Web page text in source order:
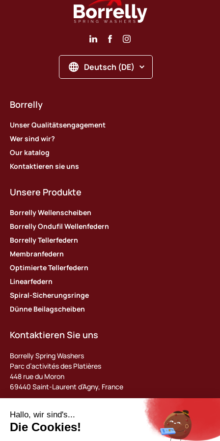
Deutsch (DE)
Borrelly
Unser Qualitätsengagement
Wer sind wir?
Our katalog
Kontaktieren sie uns
Unsere Produkte
Borrelly Wellenscheiben
Borrelly Ondufil Wellenfedern
Borrelly Tellerfedern
Membranfedern
Optimierte Tellerfedern
Linearfedern
Spiral-Sicherungsringe
Dünne Beilagscheiben
Kontaktieren Sie uns
Borrelly Spring Washers
Parc d’activités des Platières
448 rue du Moron
69440 Saint-Laurent d’Agny, France
contact@borrelly.com